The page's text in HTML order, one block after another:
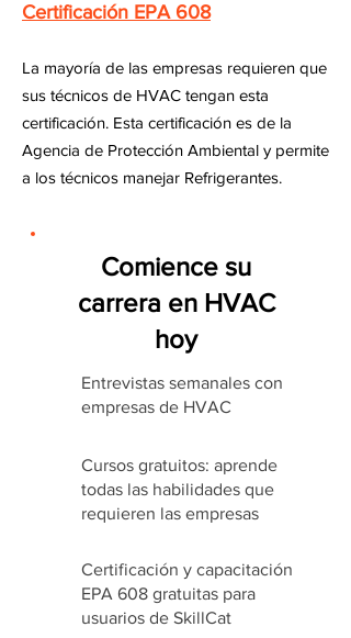
Certificación EPA 608
La mayoría de las empresas requieren que
sus técnicos de HVAC tengan esta
certificación. Esta certificación es de la
Agencia de Protección Ambiental y permite
a los técnicos manejar Refrigerantes.
Comience su
carrera en HVAC
hoy
Entrevistas semanales con
empresas de HVAC
Cursos gratuitos: aprende
todas las habilidades que
requieren las empresas
Certificación y capacitación
EPA 608 gratuitas para
usuarios de SkillCat